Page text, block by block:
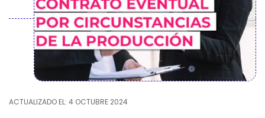
ACTUALIZADO EL: 4 OCTUBRE 2024